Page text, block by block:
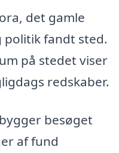
det gamle
fandt sted.
på stedet viser
redskaber.
besøget
af fund